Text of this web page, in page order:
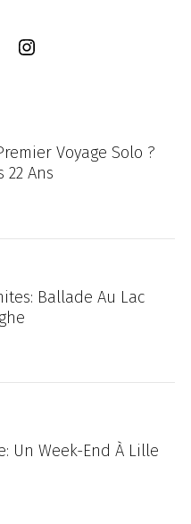
Voyage Solo ?
22 Ans
Ballade Au Lac
Un Week-End À Lille